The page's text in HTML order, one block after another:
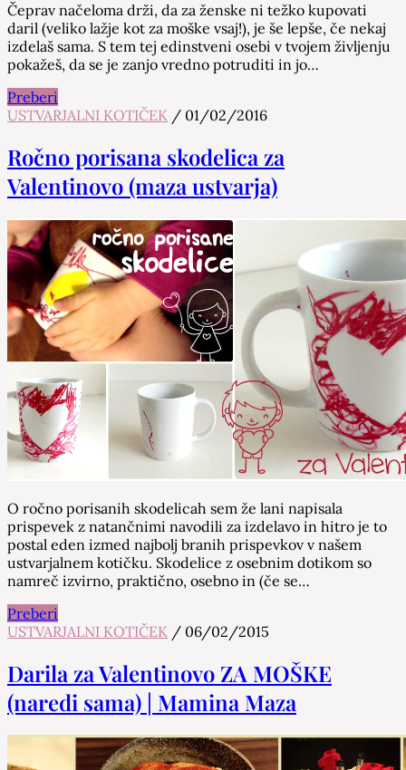
Čeprav načeloma drži, da za ženske ni težko kupovati
daril (veliko lažje kot za moške vsaj!), je še lepše, če nekaj
izdelaš sama. S tem tej edinstveni osebi v tvojem življenju
pokažeš, da se je zanjo vredno potruditi in jo…
Preberi
USTVARJALNI KOTIČEK / 01/02/2016
Ročno porisana skodelica za
Valentinovo (maza ustvarja)
O ročno porisanih skodelicah sem že lani napisala
prispevek z natančnimi navodili za izdelavo in hitro je to
postal eden izmed najbolj branih prispevkov v našem
ustvarjalnem kotičku. Skodelice z osebnim dotikom so
namreč izvirno, praktično, osebno in (če se…
Preberi
USTVARJALNI KOTIČEK / 06/02/2015
Darila za Valentinovo ZA MOŠKE
(naredi sama) | Mamina Maza